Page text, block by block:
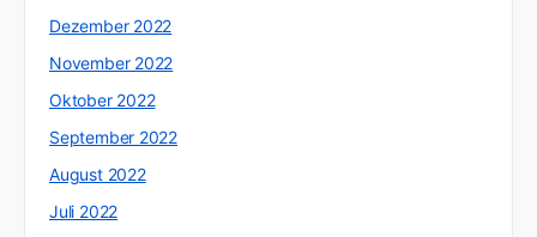
Dezember 2022
November 2022
Oktober 2022
September 2022
August 2022
Juli 2022